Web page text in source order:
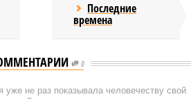
Последние
времена
0
уже не раз показывала человечеству свой